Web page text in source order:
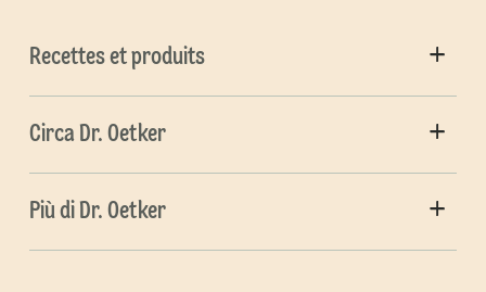
Recettes et produits
Circa Dr. Oetker
Più di Dr. Oetker